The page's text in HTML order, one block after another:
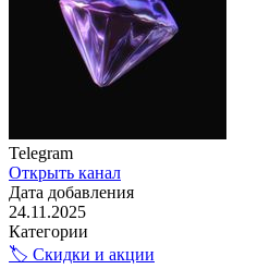
Telegram
Открыть канал
Дата добавления
24.11.2025
Категории
🏷️ Скидки и акции